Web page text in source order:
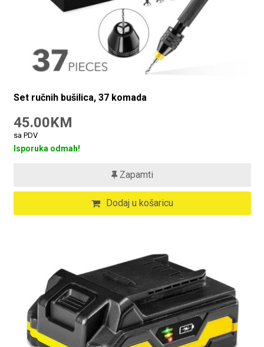
Set ručnih bušilica, 37 komada
45.00KM
sa PDV
Isporuka odmah!
Zapamti
Dodaj u košaricu